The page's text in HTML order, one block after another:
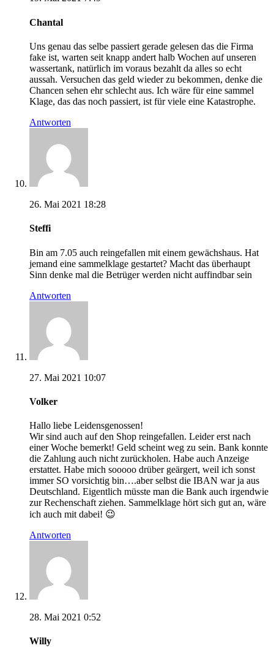
Chantal
Uns genau das selbe passiert gerade gelesen das die Firma
fake ist, warten seit knapp andert halb Wochen auf unseren
wassertank, natürlich im voraus bezahlt da alles so echt
aussah. Versuchen das geld wieder zu bekommen, denke die
Chancen sehen ehr schlecht aus. Ich wäre für eine sammel
Klage, das das noch passiert, ist für viele eine Katastrophe.
Antworten
26. Mai 2021 18:28
Steffi
Bin am 7.05 auch reingefallen mit einem gewächshaus. Hat
jemand eine sammelklage gestartet? Macht das überhaupt
Sinn denke mal die Betrüger werden nicht auffindbar sein
Antworten
27. Mai 2021 10:07
Volker
Hallo liebe Leidensgenossen!
Wir sind auch auf den Shop reingefallen. Leider erst nach
einer Woche bemerkt! Geld scheint weg zu sein. Bank konnte
die Zahlung auch nicht zurückholen. Habe auch Anzeige
erstattet. Habe mich sooooo drüber geärgert, weil ich sonst
immer SO vorsichtig bin….aber selbst die IBAN war ja aus
Deutschland. Eigentlich müsste man die Bank auch irgendwie
zur Rechenschaft ziehen. Sammelklage hört sich gut an, wäre
ich auch mit dabei! 😉
Antworten
28. Mai 2021 0:52
Willy